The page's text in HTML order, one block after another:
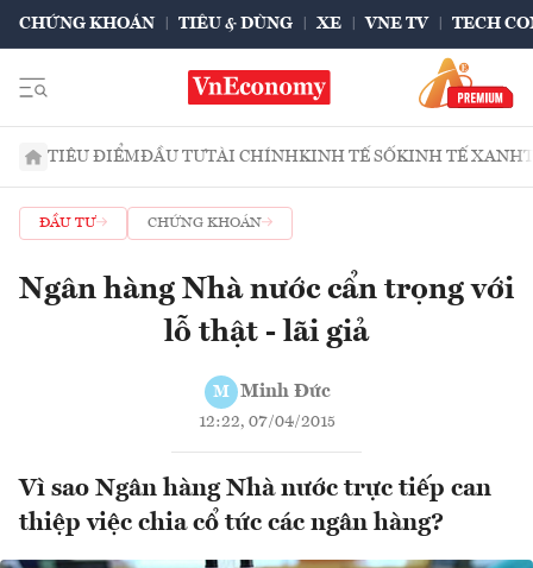
CHỨNG KHOÁN TIÊU & DÙNG XE VNE TV TECH
TIÊU ĐIỂMĐẦU TƯTÀI CHÍNHKINH TẾ SỐKINH TẾ XANH
ĐẦU TƯ CHỨNG KHOÁN
Ngân hàng Nhà nước cẩn trọng với
lỗ thật - lãi giả
M Minh Đức
12:22, 07/04/2015
Vì sao Ngân hàng Nhà nước trực tiếp can
thiệp việc chia cổ tức các ngân hàng?